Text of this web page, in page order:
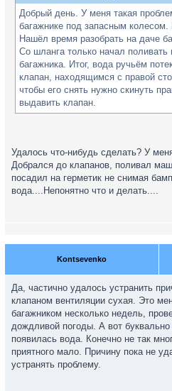
Добрый день. У меня такая
багажнике под запасным
Нашёл время разобрать на даче
Со шланга только начал
багажника. Итог, вода ручьём
клапан, находящимся с правой
чтобы его снять нужно скинуть
выдавить клапан.
Удалось что-нибудь сделать? У
Добрался до клапанов, поливал
посадил на герметик не снимая
вода....Непонятно что и делать....
Kontsevenko
Да, частично удалось устранить
клапаном вентиляции сухая. Это
багажником несколько недель,
дождливой погоды. А вот
появилась вода. Конечно не так
приятного мало. Причину пока не
устранять проблему.